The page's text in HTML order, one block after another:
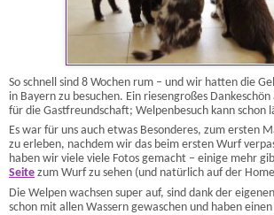
So schnell sind 8 Wochen rum – und wir hatten die
in Bayern zu besuchen. Ein riesengroßes
für die Gastfreundschaft; Welpenbesuch kann schon
Es war für uns auch etwas Besonderes, zum ersten
zu erleben, nachdem wir das beim ersten Wurf
haben wir viele viele Fotos gemacht – einige mehr
Seite zum Wurf zu sehen (und natürlich auf der
Die Welpen wachsen super auf, sind dank der
schon mit allen Wassern gewaschen und haben